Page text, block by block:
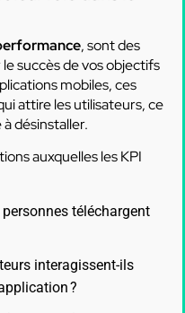
, sont des
succès de vos objectifs
mobiles, ces
attire les utilisateurs, ce
désinstaller.
auxquelles les KPI
téléchargent
interagissent-ils
?